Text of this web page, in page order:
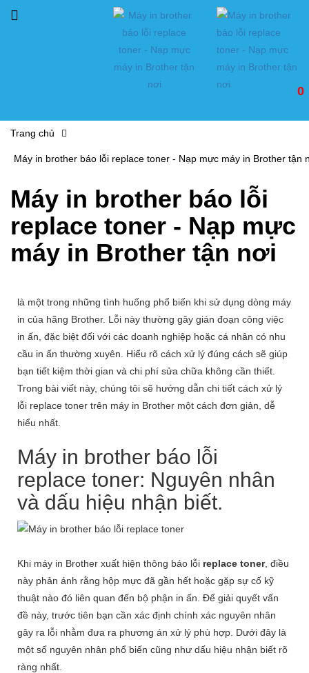
0
Trang chủ
Máy in brother báo lỗi replace toner - Nạp mực máy in Brother tận
Máy in brother báo lỗi
replace toner - Nạp mực
máy in Brother tận nơi
là một trong những tình huống phổ biến khi sử dụng dòng máy
in của hãng Brother. Lỗi này thường gây gián đoạn công việc
in ấn, đặc biệt đối với các doanh nghiệp hoặc cá nhân có nhu
cầu in ấn thường xuyên. Hiểu rõ cách xử lý đúng cách sẽ giúp
bạn tiết kiệm thời gian và chi phí sửa chữa không cần thiết.
Trong bài viết này, chúng tôi sẽ hướng dẫn chi tiết cách xử lý
lỗi replace toner trên máy in Brother một cách đơn giản, dễ
hiểu nhất.
Máy in brother báo lỗi
replace toner: Nguyên nhân
và dấu hiệu nhận biết.
Khi máy in Brother xuất hiện thông báo lỗi replace toner, điều
này phản ánh rằng hộp mực đã gần hết hoặc gặp sự cố kỹ
thuật nào đó liên quan đến bộ phận in ấn. Để giải quyết vấn
đề này, trước tiên bạn cần xác định chính xác nguyên nhân
gây ra lỗi nhằm đưa ra phương án xử lý phù hợp. Dưới đây là
một số nguyên nhân phổ biến cũng như dấu hiệu nhận biết rõ
ràng nhất.